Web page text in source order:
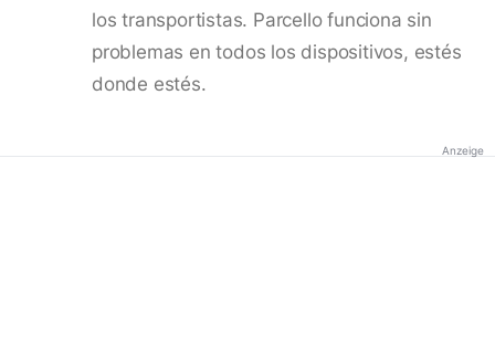
los transportistas. Parcello funciona sin
problemas en todos los dispositivos, estés
donde estés.
Anzeige